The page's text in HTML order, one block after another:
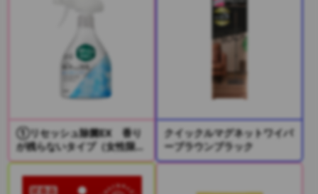
①リセッシュ除菌EX 香り
が残らないタイプ（女性限
定）
②リセッシュ除菌EX デオ
ドラントパワー 香りが残ら
クイックルマグネットワイパ
ーブラウンブラック